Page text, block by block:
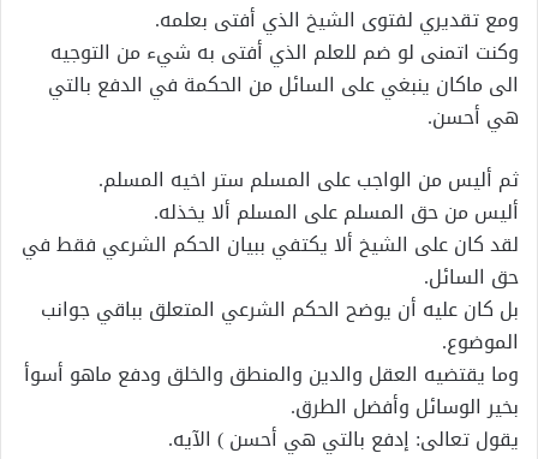
ومع تقديري لفتوى الشيخ الذي أفتى بعلمه.
وكنت اتمنى لو ضم للعلم الذي أفتى به شيء من التوجيه
الى ماكان ينبغي على السائل من الحكمة في الدفع بالتي
هي أحسن.
ثم أليس من الواجب على المسلم ستر اخيه المسلم.
أليس من حق المسلم على المسلم ألا يخذله.
لقد كان على الشيخ ألا يكتفي ببيان الحكم الشرعي فقط في
حق السائل.
بل كان عليه أن يوضح الحكم الشرعي المتعلق بباقي جوانب
الموضوع.
وما يقتضيه العقل والدين والمنطق والخلق ودفع ماهو أسوأ
بخير الوسائل وأفضل الطرق.
يقول تعالى: إدفع بالتي هي أحسن ) الآيه.